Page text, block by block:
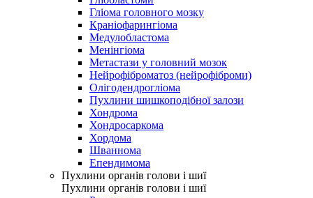
Гліома головного мозку
Краніофарингіома
Медулобластома
Менінгіома
Метастази у головний мозок
Нейрофіброматоз (нейрофіброми)
Олігодендрогліома
Пухлини шишкоподібної залози
Хондрома
Хондросаркома
Хордома
Шваннома
Епендимома
Пухлини органів голови і шиї
Пухлини органів голови і шиї